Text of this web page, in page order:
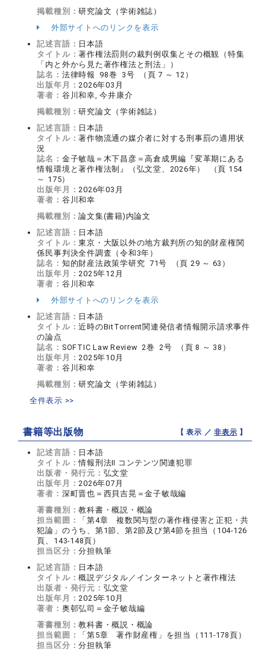
掲載種別：研究論文（学術雑誌）
外部サイトへのリンクを表示
記述言語： 日本語
タイトル：著作権法罰則の裁判例収集とその概観（特集
「内と外から見た著作権法と刑法」）
誌名： 法律時報 98巻 3号 （頁 7 ～ 12）
出版年月：2026年03月
著者： 谷川和幸, 今井康介
掲載種別：研究論文（学術雑誌）
記述言語： 日本語
タイトル：著作物流通の媒介者に対する刑事罰の適用状
況
誌名： 金子敏哉＝木下昌彦＝高倉成男編『変革期にある
情報環境と著作権法制』（弘文堂、2026年） （頁 154
～ 175）
出版年月：2026年03月
著者： 谷川和幸
掲載種別：論文集(書籍)内論文
記述言語： 日本語
タイトル：東京・大阪以外の地方裁判所の知的財産権関
係民事判決全件調査（令和3年）
誌名： 知的財産法政策学研究 71号 （頁 29 ～ 63）
出版年月：2025年12月
著者： 谷川和幸
外部サイトへのリンクを表示
記述言語： 日本語
タイトル：近時のBitTorrent関連発信者情報開示請求事件
の論点
誌名： SOFTIC Law Review 2巻 2号 （頁 8 ～ 38）
出版年月：2025年10月
著者： 谷川和幸
掲載種別：研究論文（学術雑誌）
全件表示 >>
書籍等出版物 【 表示 ／非表示 】
記述言語： 日本語
タイトル：情報刑法Ⅱ コンテンツ関連犯罪
出版者・発行元： 弘文堂
出版年月：2026年07月
著者： 深町晋也＝西貝吉晃＝金子敏哉編
著書種別：教科書・概説・概論
担当範囲：
「第4章 複数関与型の著作権侵害と正犯・共
犯論」のうち、第1節、第2節及び第4節を担当（104-126
頁、143-148頁）
担当区分：分担執筆
記述言語： 日本語
タイトル：概説デジタル／インターネットと著作権法
出版者・発行元： 弘文堂
出版年月：2025年10月
著者： 奥邨弘司＝金子敏哉編
著書種別：教科書・概説・概論
担当範囲：
「第5章 著作財産権」を担当（111-178頁）
担当区分：分担執筆